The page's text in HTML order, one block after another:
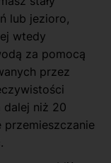
lub jezioro,
wtedy
za pomocą
przez
dalej niż 20
przemieszczanie